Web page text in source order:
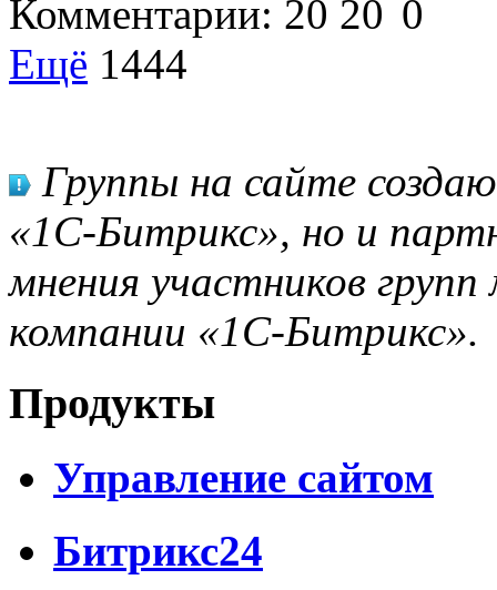
Комментарии: 20 20 0
Ещё 1444
Группы на сайте
«1С-Битрикс», но и
мнения участников
компании «1С-Битрикс».
Продукты
Управление сайтом
Битрикс24